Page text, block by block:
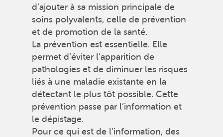
d’ajouter à sa mission principale de
soins polyvalents, celle de prévention
et de promotion de la santé.
La prévention est essentielle. Elle
permet d’éviter l’apparition de
pathologies et de diminuer les risques
liés à une maladie existante en la
détectant le plus tôt possible. Cette
prévention passe par l’information et
le dépistage.
Pour ce qui est de l’information, des